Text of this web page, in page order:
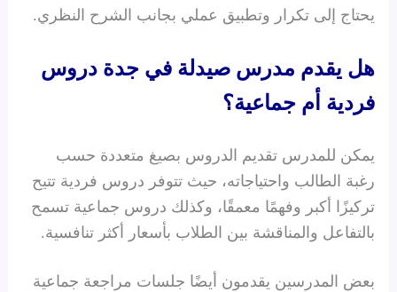
يحتاج إلى تكرار وتطبيق عملي بجانب الشرح النظري.
هل يقدم مدرس صيدلة في جدة دروس
فردية أم جماعية؟
يمكن للمدرس تقديم الدروس بصيغ متعددة حسب
رغبة الطالب واحتياجاته، حيث تتوفر دروس فردية تتيح
تركيزًا أكبر وفهمًا معمقًا، وكذلك دروس جماعية تسمح
بالتفاعل والمناقشة بين الطلاب بأسعار أكثر تنافسية.
بعض المدرسين يقدمون أيضًا جلسات مراجعة جماعية